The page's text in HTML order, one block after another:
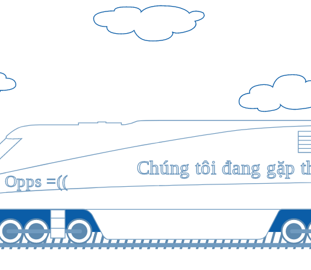
Opps =((
Chúng tôi đang gặp